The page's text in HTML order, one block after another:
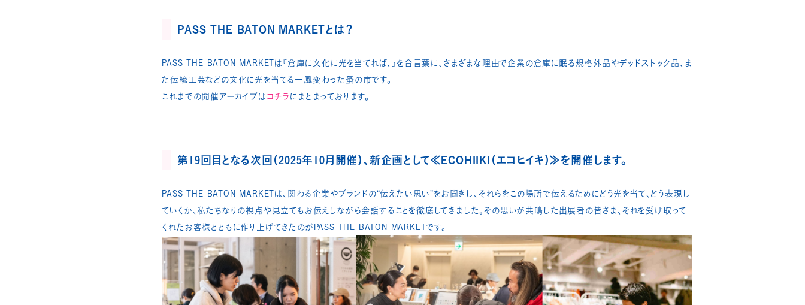
PASS THE BATON MARKETとは？
PASS THE BATON MARKETは『倉庫に文化に光を当てれば、』を合言葉に、さまざまな理由で企業の倉庫に眠る規格外品やデッドストック品、ま
た伝統工芸などの文化に光を当てる一風変わった蚤の市です。
これまでの開催アーカイブはコチラにまとまっております。
第19回目となる次回（2025年10月開催）、新企画として≪ECOHIIKI（エコヒイキ）≫を開催します。
PASS THE BATON MARKETは、関わる企業やブランドの“伝えたい思い”をお聞きし、それらをこの場所で伝えるためにどう光を当て、どう表現し
ていくか、私たちなりの視点や見立てもお伝えしながら会話することを徹底してきました。その思いが共鳴した出展者の皆さま、それを受け取って
くれたお客様とともに作り上げてきたのがPASS THE BATON MARKETです。